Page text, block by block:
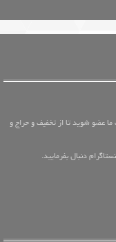
عضو شوید تا از تخفیف و حراج و
دنبال بفرمایید.